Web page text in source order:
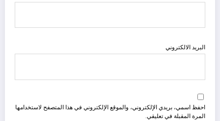
البريد الالكتروني
احفظ اسمي، بريدي الإلكتروني، والموقع الإلكتروني في هذا المتصفح لاستخدامها
المرة المقبلة في تعليقي.